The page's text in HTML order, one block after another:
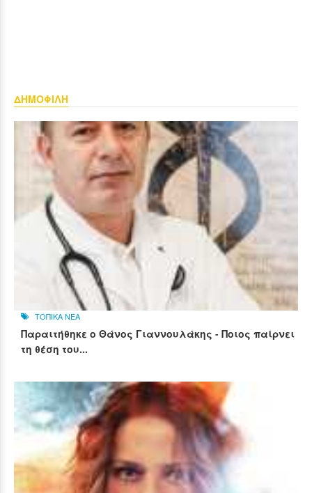
ΔΗΜΟΦΙΛΗ
ΤΟΠΙΚΑ ΝΕΑ
Παραιτήθηκε ο Θάνος Γιαννουλάκης - Ποιος παίρνει
τη θέση του...